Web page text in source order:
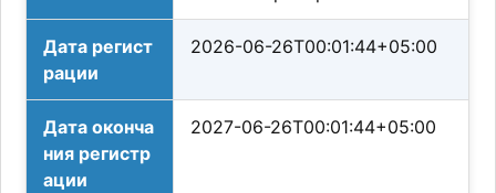
Дата регист
рации
2026-06-26T00:01:44+05:00
Дата оконча
ния регистр
ации
2027-06-26T00:01:44+05:00